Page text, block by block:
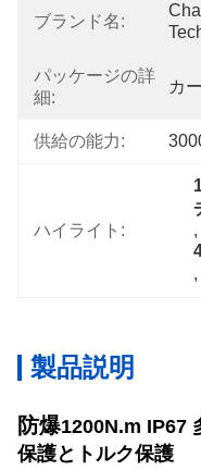
ブランド名:
パッケージの詳
細:
カ
供給の能力:
ハイライト:
,
製品説明
防爆1200N.m IP67
保護とトルク保護